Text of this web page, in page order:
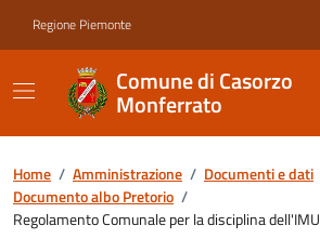
Regione Piemonte
Comune di Casorzo
Monferrato
Home / Amministrazione / Documenti e dati
Documento albo Pretorio /
Regolamento Comunale per la disciplina dell'IMU